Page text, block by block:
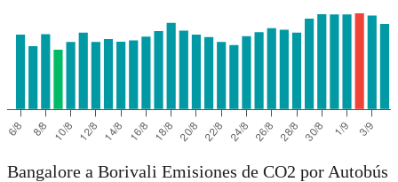
Bangalore a Borivali Emisiones de CO2 por Autobús